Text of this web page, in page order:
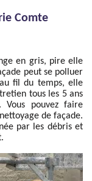
Comte
en gris, pire elle
peut se polluer
fil du temps, elle
tous les 5 ans
Vous pouvez faire
de façade.
par les débris et